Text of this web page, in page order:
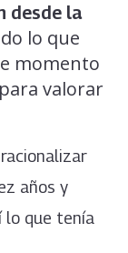
desde la
lo que
momento
valorar
años y
lo que tenía